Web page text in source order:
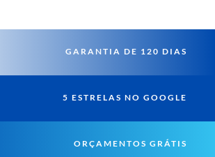
GARANTIA DE 120 DIAS
5 ESTRELAS NO GOOGLE
ORÇAMENTOS GRÁTIS